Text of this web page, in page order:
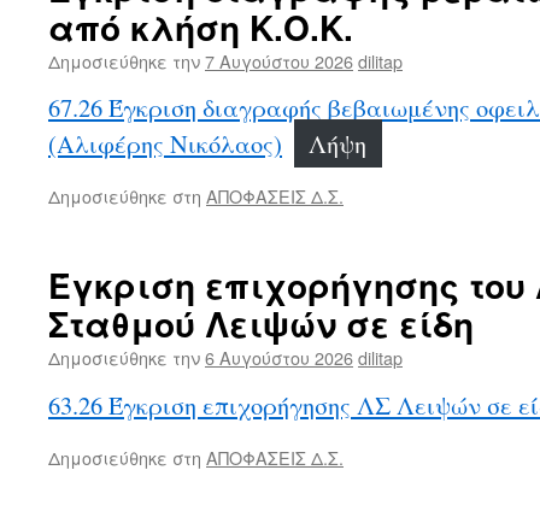
από κλήση Κ.Ο.Κ.
Δημοσιεύθηκε την7 Αυγούστου 2026dilitap
67.26 Έγκριση διαγραφής βεβαιωμένης
(Αλιφέρης Νικόλαος)
Λήψη
Δημοσιεύθηκε στη ΑΠΟΦΑΣΕΙΣ Δ.Σ.
Έγκριση επιχορήγησης του
Σταθμού Λειψών σε είδη
Δημοσιεύθηκε την6 Αυγούστου 2026dilitap
63.26 Έγκριση επιχορήγησης ΛΣ Λειψών σε
Δημοσιεύθηκε στη ΑΠΟΦΑΣΕΙΣ Δ.Σ.